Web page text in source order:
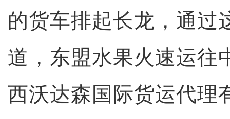
的货车排起长龙，通过
道，东盟水果火速运往
西沃达森国际货运代理